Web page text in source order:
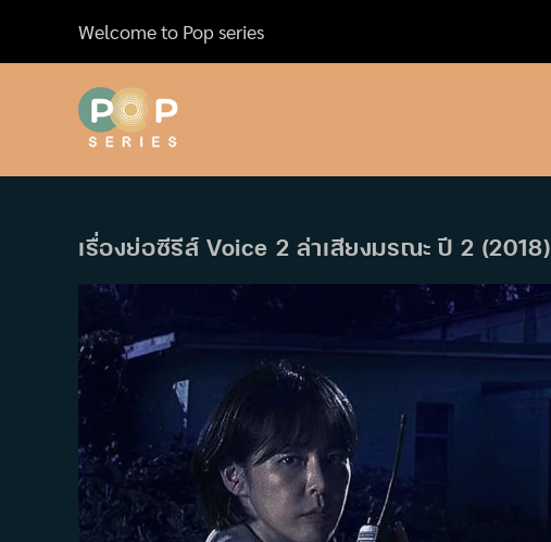
content
Welcome to Pop series
เรื่องย่อซีรีส์ Voice 2 ล่าเสียงมรณะ ปี 2 (2018)